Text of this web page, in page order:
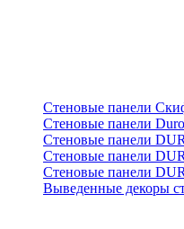
Стеновые панели
Стеновые панели
Стеновые панели
Стеновые панели
Стеновые панели
Выведенные декоры